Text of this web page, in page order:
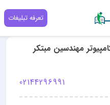
تعرفه تبلیغات
مهندسین مبتکر
02144296991